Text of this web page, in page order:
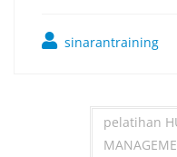
sinarantraining
pelatihan